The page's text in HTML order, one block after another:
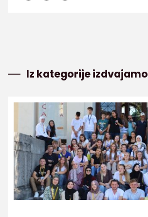
Iz kategorije izdvajamo